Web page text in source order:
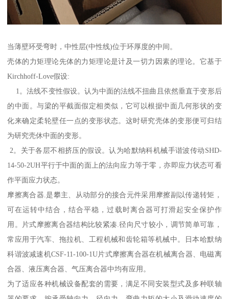
当薄壁环受弯时，中性层(中性线)位于环厚度的中间。
壳体的力矩理论先体的力矩理论是计及一切力因素的理论。它基于
Kirchhoff-Love假设:
1。法线不变性假设。认为中面的法线不扭曲且依然垂直于变形后
的中面。与梁的平截面假定相类似，它可以根据中面几何形状的变
化来确定柔轮壁任一点的变形状态。这时研究壳体的变形便可归结
为研究壳休中面的变形。
2。关于各层不相挤压的假设。认为哈默纳科机械手谐波传动SHD-
14-50-2UH平行于中面的面上的法向应力等于零，亦即应力状态可看
作平面应力状态。
摩擦离合器.是攀主、从动部分的接合元件采用摩擦副以传递转矩，
可在运转中结合，结合平稳，过载时离合器可打滑起安全保护作
用。片式摩擦离合器结构比较紧凑.径向尺寸较小，调节简单可靠，
常应用于汽车、拖拉机、工程机械和齿轮箱等机械中。日本哈默纳
科谐波减速机CSF-11-100-1U片式摩擦离合器在机械离合器、电磁离
合器、液压离合器、气压离合器中均有应用。
为了适应各种机械设备配套的需要，满足不同安装型式及多种联轴